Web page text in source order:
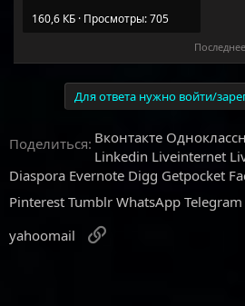
160,6 КБ · Просмотры: 705
Для ответа нужно войти/
Поделиться: Вконтакте
Linkedin Liveinternet
Diaspora Evernote Digg Getpocket
Pinterest Tumblr WhatsApp Telegram
yahoomail